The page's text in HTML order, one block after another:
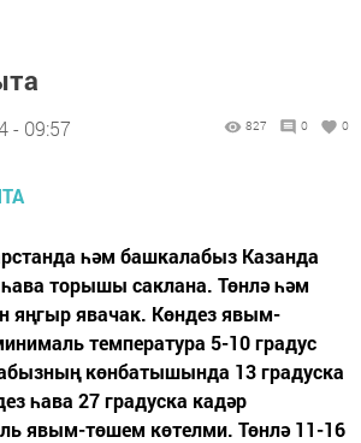
- 09:57 827 0 0
һәм башкалабыз Казанда
торышы саклана. Төнлә һәм
яңгыр явачак. Көндез явым-
температура 5-10 градус
көнбатышында 13 градуска
һава 27 градуска кадәр
явым-төшем көтелми. Төнлә 11-16